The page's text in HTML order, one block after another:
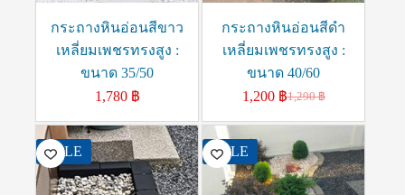
กระถางหินอ่อนสีขาว
เหลี่ยมเพชรทรงสูง :
ขนาด 35/50
1,780 ฿
กระถางหินอ่อนสีดำ
เหลี่ยมเพชรทรงสูง :
ขนาด 40/60
1,290฿
1,200 ฿
SALE SALE